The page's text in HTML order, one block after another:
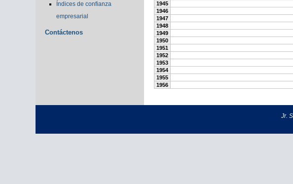
Índices de confianza
empresarial
Contáctenos
1945
1946
1947
1948
1949
1950
1951
1952
1953
1954
1955
1956
Jr.